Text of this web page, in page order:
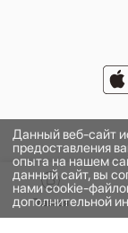
2026 ©
Данный веб-сайт
предоставления
опыта на нашем
данный сайт, вы
нами cookie-
дополнительной
Главная